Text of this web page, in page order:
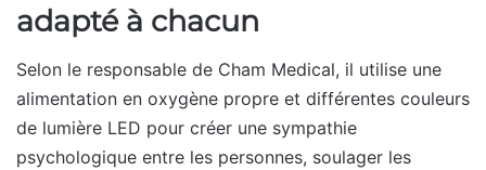
adapté à chacun
Selon le responsable de Cham Medical, il utilise une
alimentation en oxygène propre et différentes couleurs
de lumière LED pour créer une sympathie
psychologique entre les personnes, soulager les